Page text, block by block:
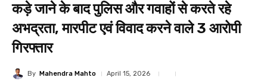
कड़े जाने के बाद पुलिस और गवाहों से करते रहे
अभद्रता, मारपीट एवं विवाद करने वाले 3 आरोपी
गिरफ्तार
By Mahendra Mahto April 15, 2026